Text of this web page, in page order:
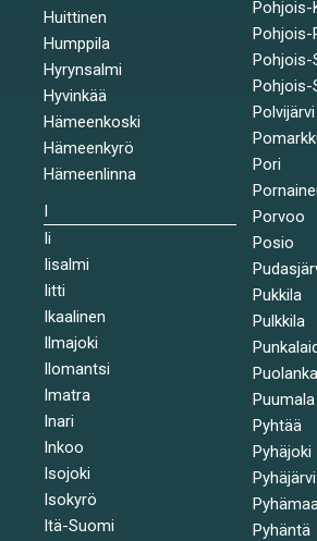
Huittinen
Humppila
Hyrynsalmi
Hyvinkää
Hämeenkoski
Hämeenkyrö
Hämeenlinna
I
Ii
Iisalmi
Iitti
Ikaalinen
Ilmajoki
Ilomantsi
Imatra
Inari
Inkoo
Isojoki
Isokyrö
Itä-Suomi
Pohjois-
Pohjois-
Pohjois-
Pohjois-
Polvijärvi
Pori
Porvoo
Posio
Pukkila
Pulkkila
Puolanka
Puumala
Pyhtää
Pyhäjoki
Pyhäjärvi
Pyhäntä